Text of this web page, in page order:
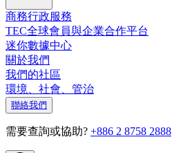
商務行政服務
TEC全球會員與企業合作平台
迷你數據中心
關於我們
我們的社區
環境、社會、管治
聯絡我們
需要查詢或協助? +886 2 8758 2888